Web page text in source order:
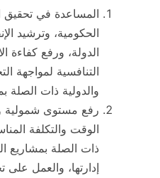
المساعدة في تحقيق
الحكومية، وترشيد
الدولة، ورفع كفاءة
التنافسية لمواجهة
والدولية ذات الصلة
رفع مستوى شمولية
الوقت والتكلفة
ذات الصلة
إدارتها، والعمل على